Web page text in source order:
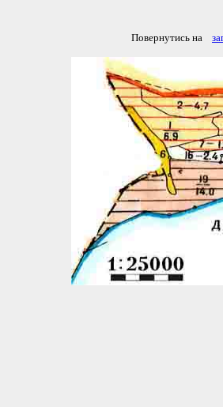
Повернутись на